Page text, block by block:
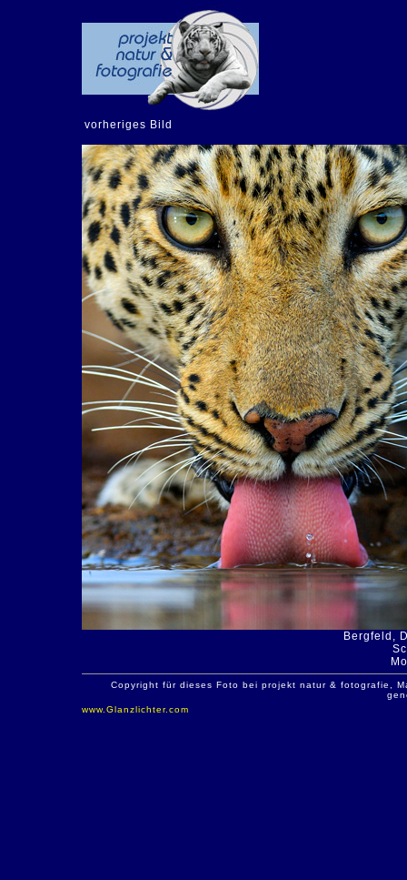
vorheriges Bild
Bergfeld,
Copyright für dieses Foto bei projekt natur & fotografie,
www.Glanzlichter.com